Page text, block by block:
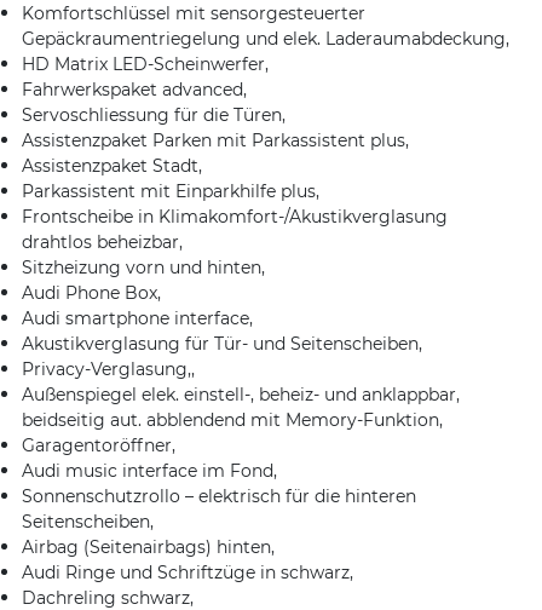
Komfortschlüssel mit sensorgesteuerter
Gepäckraumentriegelung und elek. Laderaumabdeckung,
HD Matrix LED-Scheinwerfer,
Fahrwerkspaket advanced,
Servoschliessung für die Türen,
Assistenzpaket Parken mit Parkassistent plus,
Assistenzpaket Stadt,
Parkassistent mit Einparkhilfe plus,
Frontscheibe in Klimakomfort-/Akustikverglasung
drahtlos beheizbar,
Sitzheizung vorn und hinten,
Audi Phone Box,
Audi smartphone interface,
Akustikverglasung für Tür- und Seitenscheiben,
Privacy-Verglasung,,
Außenspiegel elek. einstell-, beheiz- und anklappbar,
beidseitig aut. abblendend mit Memory-Funktion,
Garagentoröffner,
Audi music interface im Fond,
Sonnenschutzrollo – elektrisch für die hinteren
Seitenscheiben,
Airbag (Seitenairbags) hinten,
Audi Ringe und Schriftzüge in schwarz,
Dachreling schwarz,